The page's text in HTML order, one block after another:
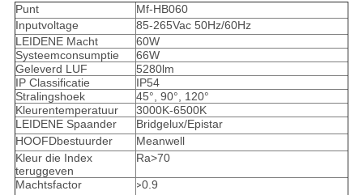
Punt
Mf-HB060
Inputvoltage
85-265Vac 50Hz/60Hz
LEIDENE Macht
60W
Systeemconsumptie
66W
Geleverd LUF
5280lm
IP Classificatie
IP54
Stralingshoek
45°, 90°, 120°
Kleurentemperatuur
3000K-6500K
LEIDENE Spaander
Bridgelux/Epistar
HOOFDbestuurder
Meanwell
Kleur die Index
teruggeven
Ra>70
Machtsfactor >0.9